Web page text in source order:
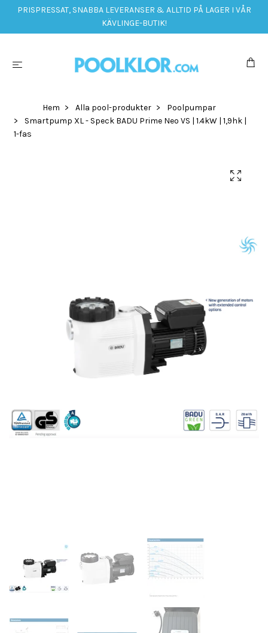
PRISPRESSAT, SNABBA LEVERANSER & ALLTID PÅ LAGER I VÅR
KÄVLINGE-BUTIK!
Hem Alla pool-produkter
Poolpumpar
Smartpump XL - Speck BADU Prime Neo VS | 1.4kW | 1,9hk |
1-fas